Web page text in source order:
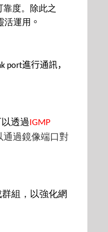
度。除此之
活運用 。
port進行通訊，
透過IGMP
通過鏡像端口對
組，以強化網